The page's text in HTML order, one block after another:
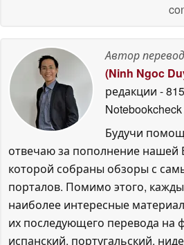
Автор
(Ninh Ngoc
редакции -
Notebookcheck
Будучи
отвечаю за пополнение нашей
которой собраны обзоры с
порталов. Помимо этого,
наиболее интересные
их последующего перевода на
испанский, португальский,